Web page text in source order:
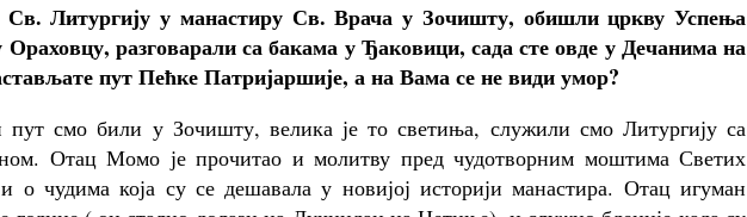
Св. Литургију у манастиру Св. Врача у Зочишту, обишли цркву Успења
Ораховцу, разговарали са бакама у Ђаковици, сада сте овде у Дечанима на
пут Пећке Патријаршије, а на Вама се не види умор?
смо били у Зочишту, велика је то светиња, служили смо Литургију са
Отац Момо је прочитао и молитву пред чудотворним моштима Светих
чудима која су се дешавала у новијој историји манастира. Отац игуман